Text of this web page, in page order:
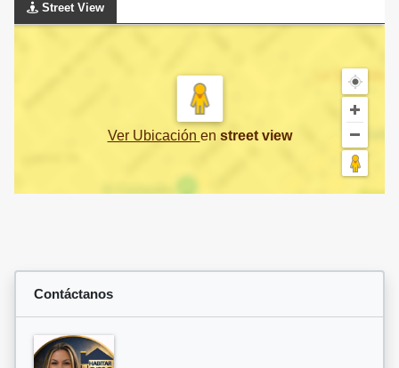
Street View
Ver Ubicación en street view
Contáctanos